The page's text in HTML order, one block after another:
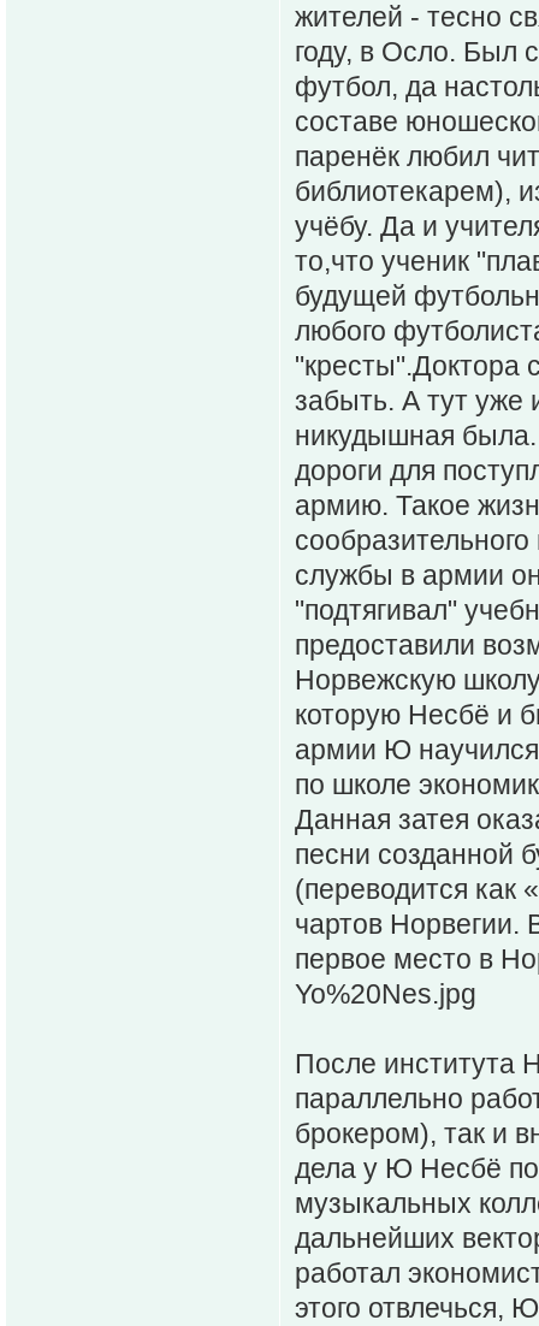
жителей - тесно
году, в Осло. Был
футбол, да
составе
паренёк любил
библиотекарем),
учёбу. Да и
то,что ученик
будущей
любого
"кресты".Доктора
забыть. А тут уже
никудышная
дороги для
армию. Такое
службы в армии
"подтягивал"
предоставили
Норвежскую
которую Несбё и
армии Ю научился
по школе
Данная затея
песни созданной
(переводится
чартов Норвегии.
первое место в
Yo%20Nes.jpg
После института
параллельно
брокером), так и
дела у Ю Несбё
музыкальных
дальнейших
работал
этого отвлечься,